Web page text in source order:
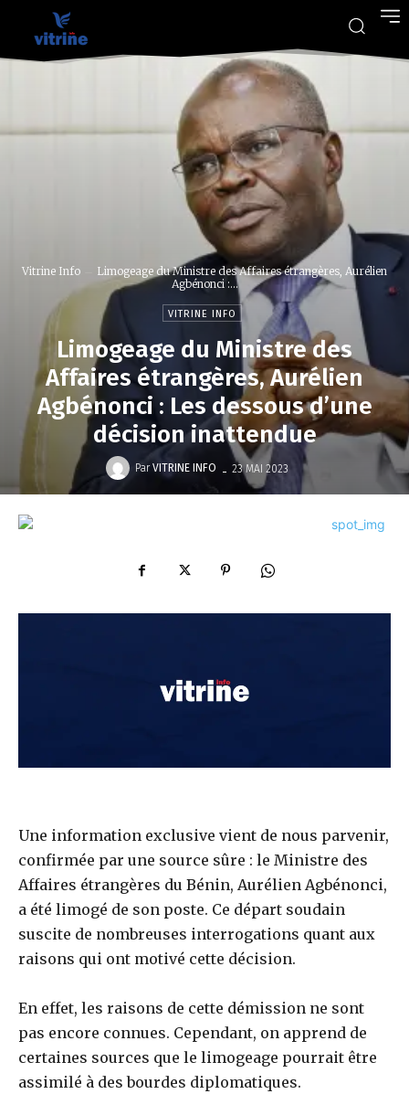
Vitrine Info
Limogeage du Ministre des Affaires étrangères, Aurélien
Agbénonci :...
VITRINE INFO
Limogeage du Ministre des
Affaires étrangères, Aurélien
Agbénonci : Les dessous d’une
décision inattendue
Par VITRINE INFO - 23 MAI 2023
Une information exclusive vient de nous parvenir,
confirmée par une source sûre : le Ministre des
Affaires étrangères du Bénin, Aurélien Agbénonci,
a été limogé de son poste. Ce départ soudain
suscite de nombreuses interrogations quant aux
raisons qui ont motivé cette décision.
En effet, les raisons de cette démission ne sont
pas encore connues. Cependant, on apprend de
certaines sources que le limogeage pourrait être
assimilé à des bourdes diplomatiques.